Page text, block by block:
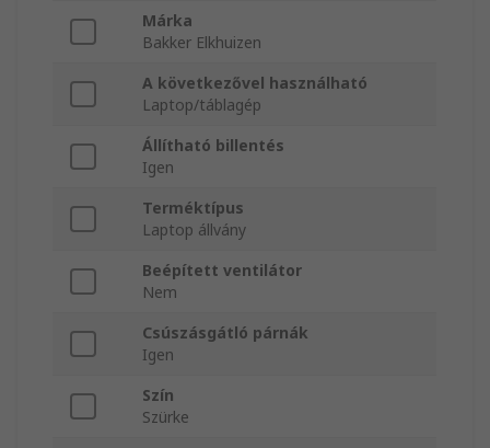
Márka
Bakker Elkhuizen
A következővel használható
Laptop/táblagép
Állítható billentés
Igen
Terméktípus
Laptop állvány
Beépített ventilátor
Nem
Csúszásgátló párnák
Igen
Szín
Szürke